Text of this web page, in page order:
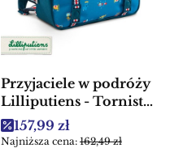
Przyjaciele w podróży
Lilliputiens - Tornister
plecak dla dzieci
Cena promocyjna
157,99 zł
Najniższa cena: 162,49 zł